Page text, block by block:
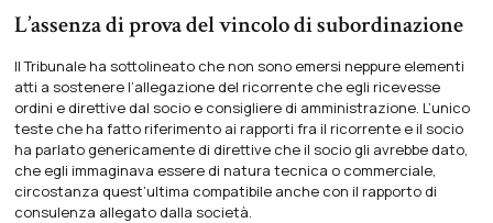
L’assenza di prova del vincolo di subordinazione
Il Tribunale ha sottolineato che non sono emersi neppure elementi
atti a sostenere l’allegazione del ricorrente che egli ricevesse
ordini e direttive dal socio e consigliere di amministrazione. L’unico
teste che ha fatto riferimento ai rapporti fra il ricorrente e il socio
ha parlato genericamente di direttive che il socio gli avrebbe dato,
che egli immaginava essere di natura tecnica o commerciale,
circostanza quest’ultima compatibile anche con il rapporto di
consulenza allegato dalla società.